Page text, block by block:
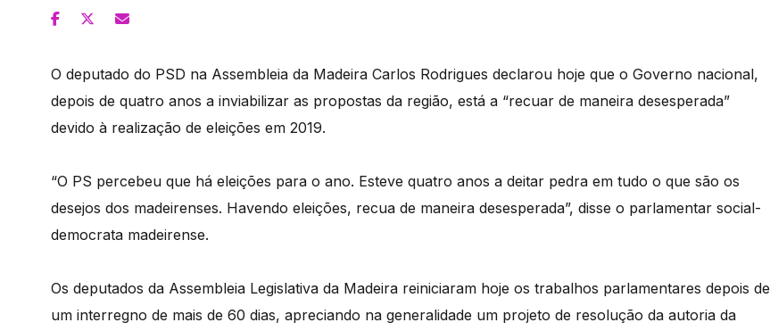
O deputado do PSD na Assembleia da Madeira Carlos Rodrigues declarou hoje que o Governo nacional,
depois de quatro anos a inviabilizar as propostas da região, está a “recuar de maneira desesperada”
devido à realização de eleições em 2019.
“O PS percebeu que há eleições para o ano. Esteve quatro anos a deitar pedra em tudo o que são os
desejos dos madeirenses. Havendo eleições, recua de maneira desesperada”, disse o parlamentar social-
democrata madeirense.
Os deputados da Assembleia Legislativa da Madeira reiniciaram hoje os trabalhos parlamentares depois de
um interregno de mais de 60 dias, apreciando na generalidade um projeto de resolução da autoria da